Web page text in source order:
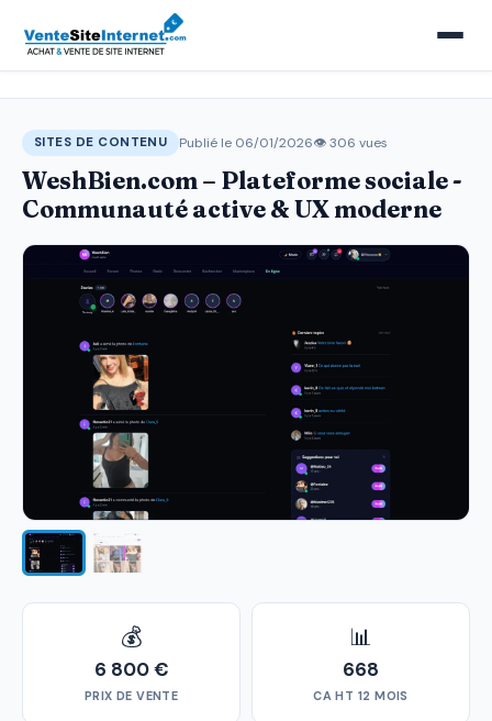
SITES DE CONTENU Publié le 06/01/2026👁 306 vues
WeshBien.com – Plateforme sociale -
Communauté active & UX moderne
💰
6 800 €
PRIX DE VENTE
📊
668
CA HT 12 MOIS